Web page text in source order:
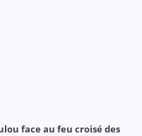
face au feu croisé des